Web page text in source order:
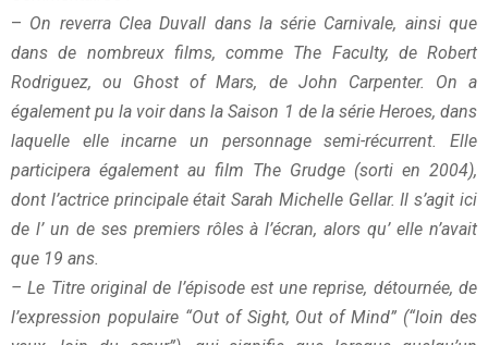
– On reverra Clea Duvall dans la série Carnivale, ainsi que
dans de nombreux films, comme The Faculty, de Robert
Rodriguez, ou Ghost of Mars, de John Carpenter. On a
également pu la voir dans la Saison 1 de la série Heroes, dans
laquelle elle incarne un personnage semi-récurrent. Elle
participera également au film The Grudge (sorti en 2004),
dont l’actrice principale était Sarah Michelle Gellar. Il s’agit ici
de l’ un de ses premiers rôles à l’écran, alors qu’ elle n’avait
que 19 ans.
– Le Titre original de l’épisode est une reprise, détournée, de
l’expression populaire “Out of Sight, Out of Mind” (“loin des